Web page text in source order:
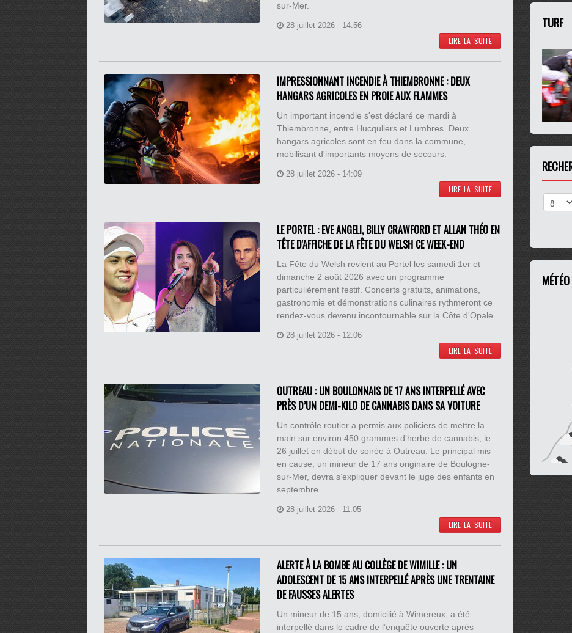
sur-Mer.
28 juillet 2026 - 14:56
LIRE LA SUITE
IMPRESSIONNANT INCENDIE À THIEMBRONNE : DEUX
HANGARS AGRICOLES EN PROIE AUX FLAMMES
Un important incendie s'est déclaré ce mardi à
Thiembronne, entre Hucquliers et Lumbres. Deux
hangars agricoles sont en feu dans la commune,
mobilisant d'importants moyens de secours.
28 juillet 2026 - 14:09
LIRE LA SUITE
LE PORTEL : EVE ANGELI, BILLY CRAWFORD ET ALLAN THÉO EN
TÊTE D'AFFICHE DE LA FÊTE DU WELSH CE WEEK-END
La Fête du Welsh revient au Portel les samedi 1er et
dimanche 2 août 2026 avec un programme
particulièrement festif. Concerts gratuits, animations,
gastronomie et démonstrations culinaires rythmeront ce
rendez-vous devenu incontournable sur la Côte d'Opale.
28 juillet 2026 - 12:06
LIRE LA SUITE
OUTREAU : UN BOULONNAIS DE 17 ANS INTERPELLÉ AVEC
PRÈS D’UN DEMI-KILO DE CANNABIS DANS SA VOITURE
Un contrôle routier a permis aux policiers de mettre la
main sur environ 450 grammes d’herbe de cannabis, le
26 juillet en début de soirée à Outreau. Le principal mis
en cause, un mineur de 17 ans originaire de Boulogne-
sur-Mer, devra s’expliquer devant le juge des enfants en
septembre.
28 juillet 2026 - 11:05
LIRE LA SUITE
ALERTE À LA BOMBE AU COLLÈGE DE WIMILLE : UN
ADOLESCENT DE 15 ANS INTERPELLÉ APRÈS UNE TRENTAINE
DE FAUSSES ALERTES
Un mineur de 15 ans, domicilié à Wimereux, a été
interpellé dans le cadre de l’enquête ouverte après
TURF
MÉTÉO